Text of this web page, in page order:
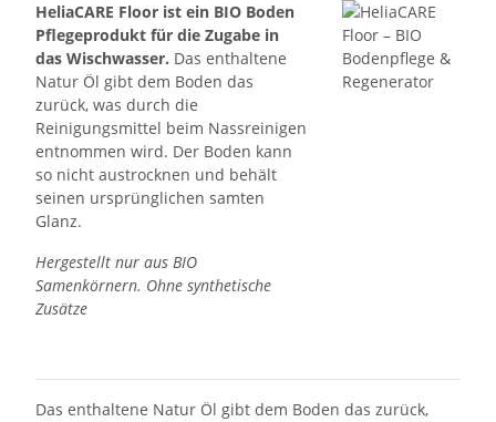
HeliaCARE Floor ist ein BIO Boden
Pflegeprodukt für die Zugabe in
das Wischwasser. Das enthaltene
Natur Öl gibt dem Boden das
zurück, was durch die
Reinigungsmittel beim Nassreinigen
entnommen wird. Der Boden kann
so nicht austrocknen und behält
seinen ursprünglichen samten
Glanz.
Hergestellt nur aus BIO
Samenkörnern. Ohne synthetische
Zusätze
Das enthaltene Natur Öl gibt dem Boden das zurück,